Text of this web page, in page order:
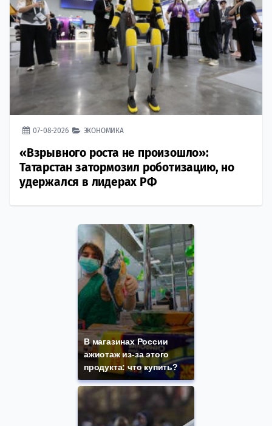
07-08-2026 ЭКОНОМИКА
«Взрывного роста не произошло»:
Татарстан затормозил роботизацию, но
удержался в лидерах РФ
В магазинах России
ажиотаж из-за этого
продукта: что купить?